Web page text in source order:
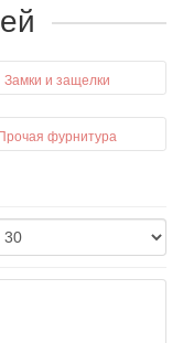
Замки и защелки
Прочая фурнитура